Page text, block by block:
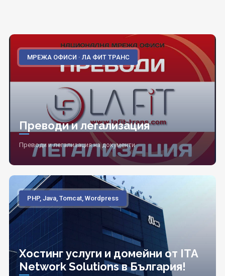
МРЕЖА ОФИСИ · ЛА ФИТ ТРАНС
Преводи и легализация
Преводи и легализация на документи
PHP, Java, Tomcat, Wordpress
Хостинг услуги и домейни от ITA
Network Solutions в България!